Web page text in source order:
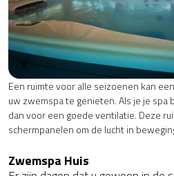
Een ruimte voor alle seizoenen kan
uw zwemspa te genieten. Als je je
dan voor een goede ventilatie. Deze
schermpanelen om de lucht in
Zwemspa Huis